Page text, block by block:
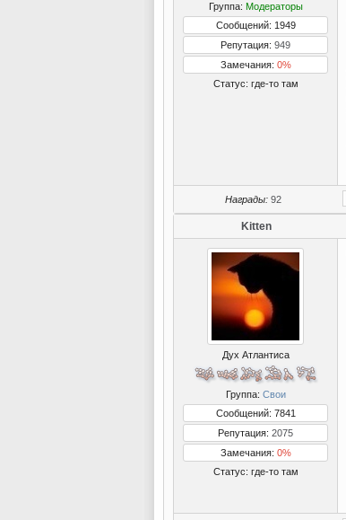
Группа: Модераторы
Сообщений: 1949
Репутация: 949
Замечания: 0%
Статус: где-то там
Награды: 92
Kitten
Дух Атлантиса
Группа: Свои
Сообщений: 7841
Репутация: 2075
Замечания: 0%
Статус: где-то там